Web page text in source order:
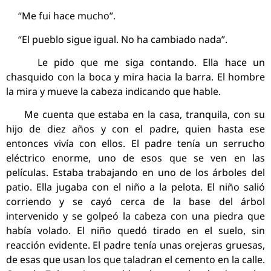
“Me fui hace mucho”.
“El pueblo sigue igual. No ha cambiado nada”.
Le pido que me siga contando. Ella hace un
chasquido con la boca y mira hacia la barra. El hombre
la mira y mueve la cabeza indicando que hable.
Me cuenta que estaba en la casa, tranquila, con su
hijo de diez años y con el padre, quien hasta ese
entonces vivía con ellos. El padre tenía un serrucho
eléctrico enorme, uno de esos que se ven en las
películas. Estaba trabajando en uno de los árboles del
patio. Ella jugaba con el niño a la pelota. El niño salió
corriendo y se cayó cerca de la base del árbol
intervenido y se golpeó la cabeza con una piedra que
había volado. El niño quedó tirado en el suelo, sin
reacción evidente. El padre tenía unas orejeras gruesas,
de esas que usan los que taladran el cemento en la calle.